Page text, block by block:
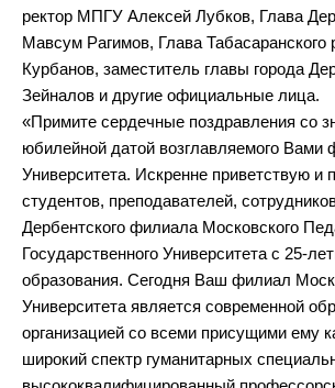
ректор МПГУ Алексей Лубков, Глава
Мавсум Рагимов, Глава Табасаранского
Курбанов, заместитель главы города
Зейналов и другие официальные лица.
«Примите сердечные поздравления со
юбилейной датой возглавляемого Вами
Университета. Искренне приветствую и
студентов, преподавателей,
Дербентского филиала Московского
Государственного Университета с 25-
образования. Сегодня Ваш филиал
Университета является современной
организацией со всеми присущими ему
широкий спектр гуманитарных